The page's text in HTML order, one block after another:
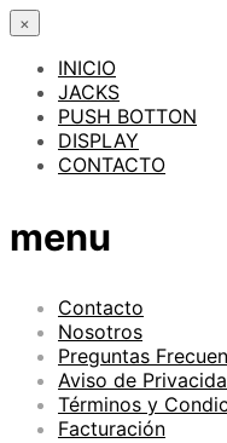
×
INICIO
JACKS
PUSH BOTTON
DISPLAY
CONTACTO
menu
Contacto
Nosotros
Preguntas
Aviso de
Términos y
Facturación